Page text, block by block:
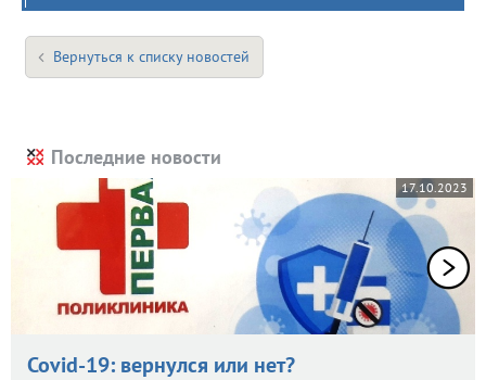
Вернуться к списку новостей
Последние новости
17.10.2023
Covid-19: вернулся или нет?